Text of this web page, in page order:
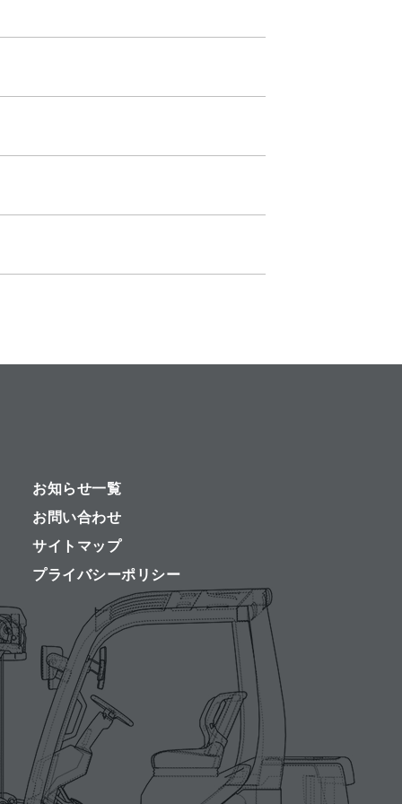
お知らせ一覧
お問い合わせ
サイトマップ
プライバシーポリシー